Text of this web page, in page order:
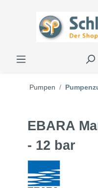
Pumpen
EBARA
- 12 bar